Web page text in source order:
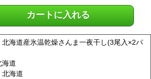
カートに入れる
北海道産氷温乾燥さんま一夜干し(3尾入×2パ
海道
北海道